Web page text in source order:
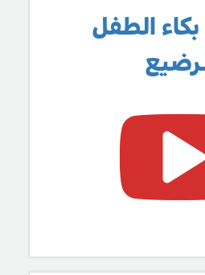
الطفل